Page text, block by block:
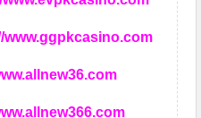
www.ggpkcasino.com